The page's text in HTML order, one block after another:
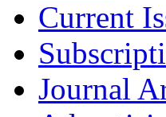
Current
Journal